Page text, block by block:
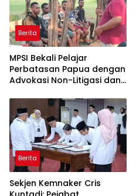
Berita
MPSI Bekali Pelajar
Perbatasan Papua dengan
Advokasi Non-Litigasi dan
Berita
Sekjen Kemnaker Cris